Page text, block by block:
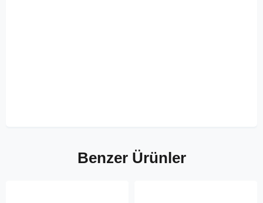
Benzer Ürünler